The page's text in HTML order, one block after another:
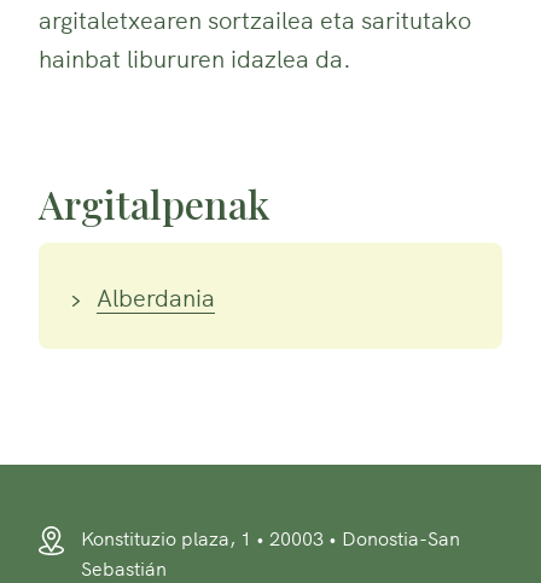
argitaletxearen sortzailea eta saritutako
hainbat libururen idazlea da.
Argitalpenak
Alberdania
Konstituzio plaza, 1 • 20003 • Donostia-San
Sebastián